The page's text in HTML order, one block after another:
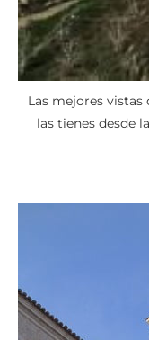
Las mejores vistas
las tienes desde